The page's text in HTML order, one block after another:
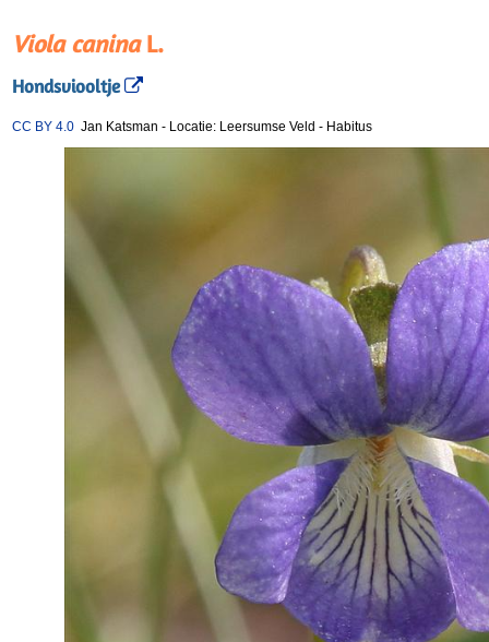
Viola caninaL.
Hondsviooltje
CC BY 4.0 Jan Katsman - Locatie: Leersumse Veld - Habitus